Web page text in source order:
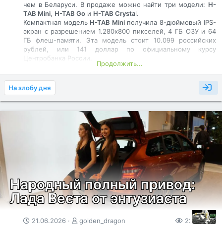
чем в Беларуси. В продаже можно найти три модели: H-
TAB Mini, H-TAB Go и H-TAB Crystal.
Компактная модельH-TAB Miniполучила 8-дюймовый IPS-
экран с разрешением 1.280x800 пикселей, 4 ГБ ОЗУ и 64
ГБ флеш-памяти. Эта модель стоит 10.099 российских
рублей, или 141 доллар по официальному курсу
Центробанка России.
побольше: тут IPS-панель диагональю
10,1 дюйма с разрешением 1.280x800 пикселей, 4/128 ГБ
памяти и батарея на 4.000 мАч. Эта модель на прилавках
продается за 13.599 российских рублей, или 190 долларов.
Наконец, флагманская модельH-TAB Crystal: тут экран на
10,95 дюйма, 6 ГБ ОЗУ и 128 ГБ постоянной памяти, а
также аккумулятор на 8.000 мАч. Есть основная и
фронтальная камеры с разрешением 13 Мп и 5 Мп
соответственно, а также поддержку 4G LTE и
навигационных систем GPS, ГЛОНАСС, Beidou и...​
Продолжить...
На злобу дня
Народный полный привод:
Лада Веста от энтузиаста
21.06.2026 golden_dragon 225 0